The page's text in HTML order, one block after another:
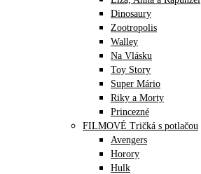
Dinosaury
Zootropolis
Walley
Na Vlásku
Toy Story
Super Mário
Riky a Morty
Princezné
FILMOVÉ Tričká s potlačou
Avengers
Horory
Hulk